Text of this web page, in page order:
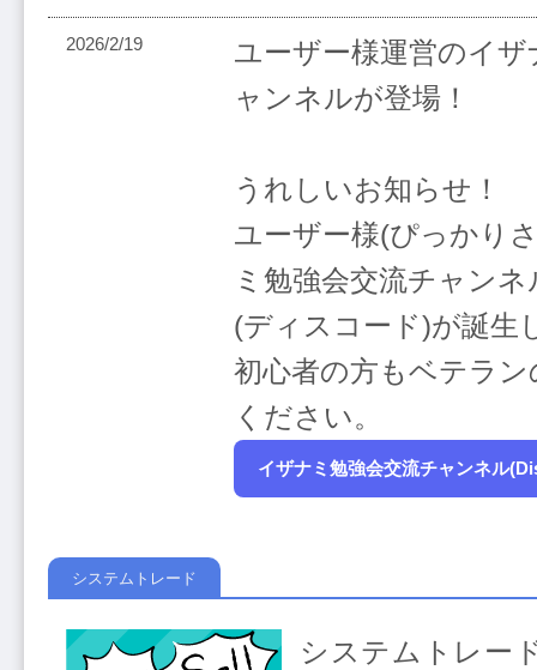
2026/2/19
ユーザー様運営のイ
ャンネルが登場！
うれしいお知らせ！
ユーザー様(ぴっかり
ミ勉強会交流チャンネ
(ディスコード)が誕生
初心者の方もベテラ
ください。
イザナミ勉強会交流チャンネル
システムトレード
システムトレー